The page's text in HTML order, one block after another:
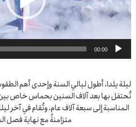
00:00
ليلة يلدا، أطول ليالي السنة وإحدى أهم
تُحتفل بها بعد آلاف السنين بحماس خاص بين
متزامنةً مع نهاية فصل